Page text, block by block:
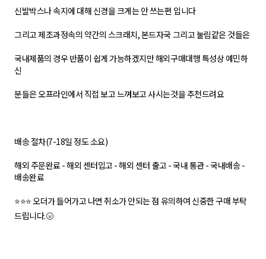
신발박스나 속지에 대해 신경을 크게는 안 쓰는편 입니다
그리고 제조과정속의 약간의 스크래치, 본드자국 그리고 눌림같은 것들은
국내제품의 경우 반품이 쉽게 가능하겠지만 해외구매대행 특성상 예민하
신
분들은 오프라인에서 직접 보고 느껴보고 사시는것을 추천드려요
배송 절차(7-18일 정도 소요)
해외 주문완료 - 해외 센터입고 - 해외 센터 출고 - 국내 통관 - 국내배송 -
배송완료
⭐⭐⭐ 오더가 들어가고 나면 취소가 안되는 점 유의하여 신중한 구매 부탁
드립니다.🌝